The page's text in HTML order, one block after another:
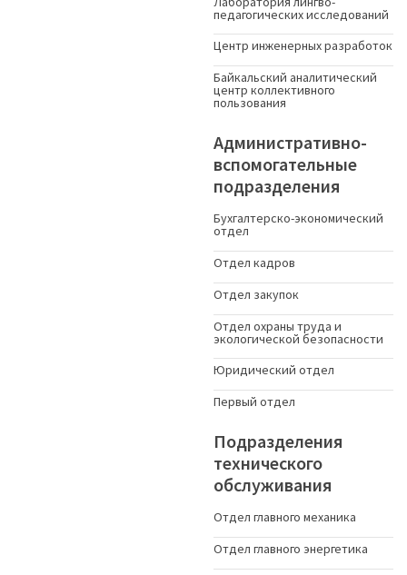
педагогических исследований
Центр инженерных разработок
Байкальский аналитический
центр коллективного
пользования
Административно-
вспомогательные
подразделения
Бухгалтерско-экономический
отдел
Отдел кадров
Отдел закупок
Отдел охраны труда и
экологической безопасности
Юридический отдел
Первый отдел
Подразделения
технического
обслуживания
Отдел главного механика
Отдел главного энергетика